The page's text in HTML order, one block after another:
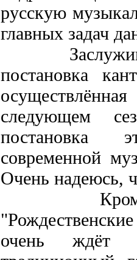
русскую
главных задач
постановка
следующем
постановка
современной
Очень надеюсь,
Кроме
очень ждёт